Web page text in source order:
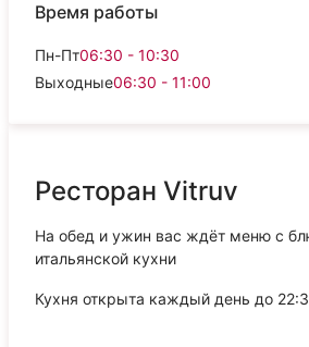
Время работы
Пн-Пт06:30 - 10:30
Выходные06:30 - 11:00
Ресторан Vitruv
На обед и ужин вас ждёт меню с
итальянской кухни
Кухня открыта каждый день до